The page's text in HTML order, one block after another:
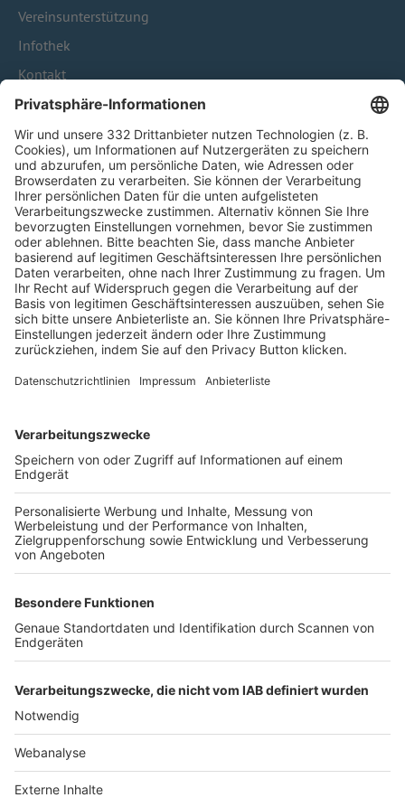
Vereinsunterstützung
Infothek
Kontakt
HÄUFIG BESUCHTE SEITEN
Pässe und Vereinswechsel
Trainerausbildung
Schulungsangebot Vereinsmitarbeiter
BFV-Geschäftsstellen
Trainerbörse
Login SpielPlus
FOLGE DEM BFV
TOP-VEREINE
TOP-PARTNER
Nutzungsbedingungen Datenschutz Impressum